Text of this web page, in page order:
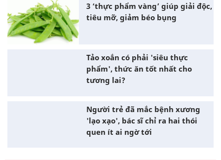
3 ‘thực phẩm vàng’ giúp giải độc,
tiêu mỡ, giảm béo bụng
Tảo xoắn có phải 'siêu thực
phẩm', thức ăn tốt nhất cho
tương lai?
Người trẻ đã mắc bệnh xương
'lạo xạo', bác sĩ chỉ ra hai thói
quen ít ai ngờ tới